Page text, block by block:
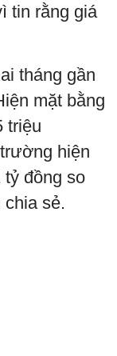
tin rằng giá
tháng gần
mặt bằng
triệu
hiện
tỷ đồng so
sẻ.